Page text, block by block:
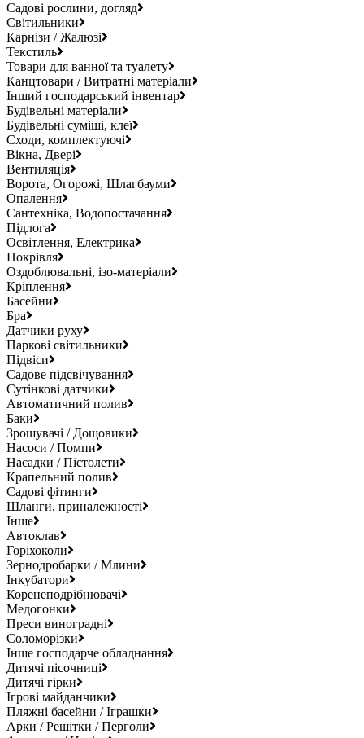
Садові рослини, догляд
Світильники
Карнізи / Жалюзі
Текстиль
Товари для ванної та туалету
Канцтовари / Витратні матеріали
Інший господарський інвентар
Будівельні матеріали
Будівельні суміші, клеї
Сходи, комплектуючі
Вікна, Двері
Вентиляція
Ворота, Огорожі, Шлагбауми
Опалення
Сантехніка, Водопостачання
Підлога
Освітлення, Електрика
Покрівля
Оздоблювальні, ізо-матеріали
Кріплення
Басейни
Бра
Датчики руху
Паркові світильники
Підвіси
Садове підсвічування
Сутінкові датчики
Автоматичний полив
Баки
Зрошувачі / Дощовики
Насоси / Помпи
Насадки / Пістолети
Крапельний полив
Садові фітинги
Шланги, приналежності
Інше
Автоклав
Горіхоколи
Зернодробарки / Млини
Інкубатори
Коренеподрібнювачі
Медогонки
Преси виноградні
Соломорізки
Інше господарче обладнання
Дитячі пісочниці
Дитячі гірки
Ігрові майданчики
Пляжні басейни / Іграшки
Арки / Решітки / Перголи